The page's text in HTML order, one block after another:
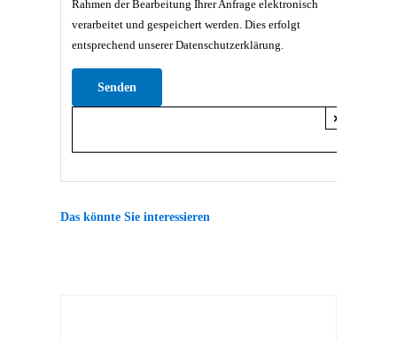
Rahmen der Bearbeitung Ihrer Anfrage elektronisch
verarbeitet und gespeichert werden. Dies erfolgt
entsprechend unserer Datenschutzerklärung.
×
Das könnte Sie interessieren